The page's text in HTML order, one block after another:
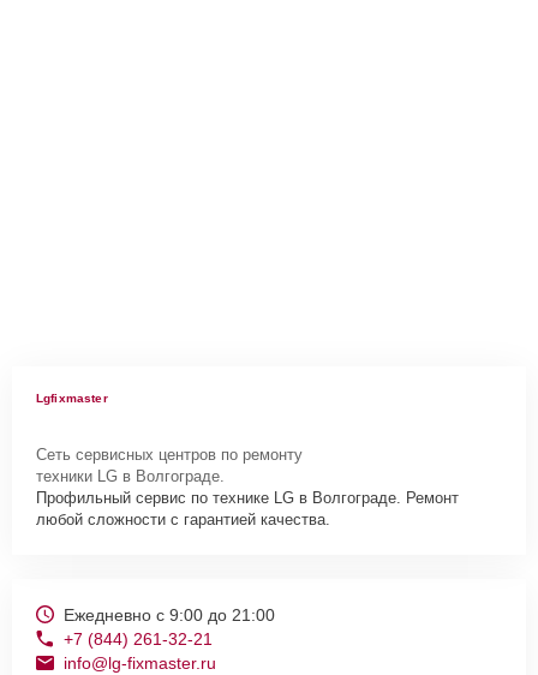
Lgfixmaster
Сеть сервисных центров по ремонту
техники LG в Волгограде.
Профильный сервис по технике LG в Волгограде. Ремонт
любой сложности с гарантией качества.
Ежедневно с 9:00 до 21:00
+7 (844) 261-32-21
info@lg-fixmaster.ru